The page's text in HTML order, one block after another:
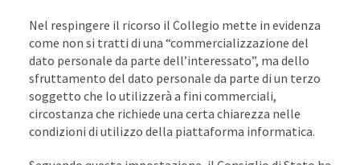
Nel respingere il ricorso il Collegio mette in evidenza
come non si tratti di una “commercializzazione del
dato personale da parte dell’interessato”, ma dello
sfruttamento del dato personale da parte di un terzo
soggetto che lo utilizzerà a fini commerciali,
circostanza che richiede una certa chiarezza nelle
condizioni di utilizzo della piattaforma informatica.